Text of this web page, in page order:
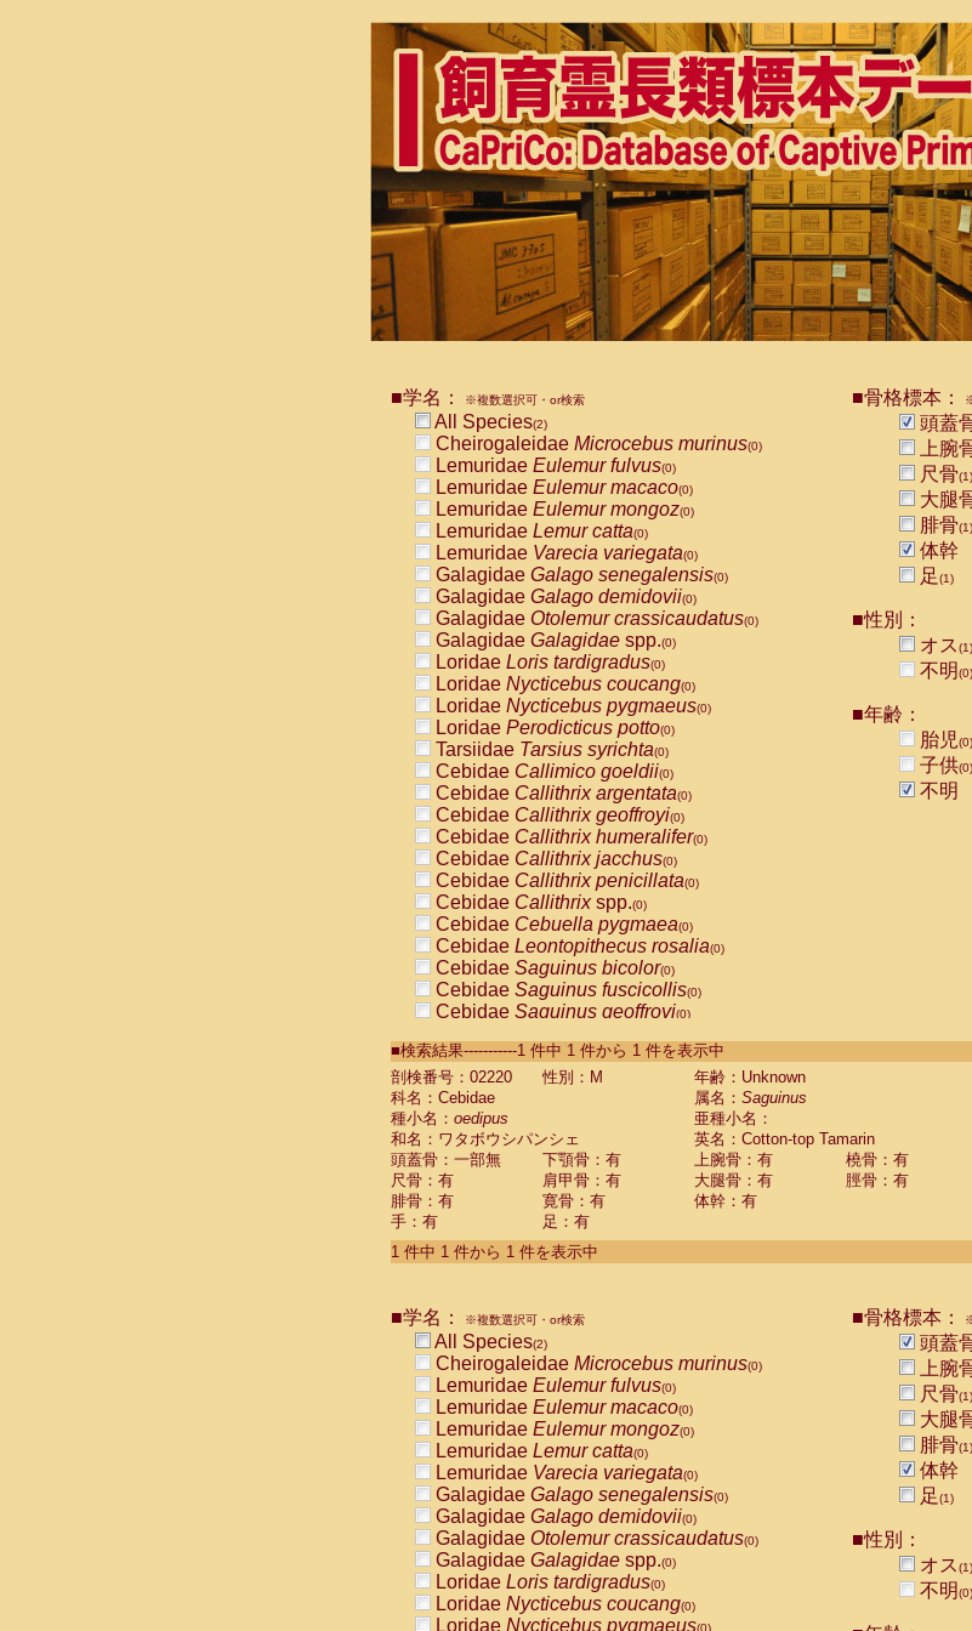
■学名： ※複数選択可・or検索
All Species(2)
Cheirogaleidae Microcebus murinus(0)
Lemuridae Eulemur fulvus(0)
Lemuridae Eulemur macaco(0)
Lemuridae Eulemur mongoz(0)
Lemuridae Lemur catta(0)
Lemuridae Varecia variegata(0)
Galagidae Galago senegalensis(0)
Galagidae Galago demidovii(0)
Galagidae Otolemur crassicaudatus(0)
Galagidae Galagidae spp.(0)
Loridae Loris tardigradus(0)
Loridae Nycticebus coucang(0)
Loridae Nycticebus pygmaeus(0)
Loridae Perodicticus potto(0)
Tarsiidae Tarsius syrichta(0)
Cebidae Callimico goeldii(0)
Cebidae Callithrix argentata(0)
Cebidae Callithrix geoffroyi(0)
Cebidae Callithrix humeralifer(0)
Cebidae Callithrix jacchus(0)
Cebidae Callithrix penicillata(0)
Cebidae Callithrixspp.(0)
Cebidae Cebuella pygmaea(0)
Cebidae Leontopithecus rosalia(0)
Cebidae Saguinus bicolor(0)
Cebidae Saguinus fuscicollis(0)
Cebidae Saguinus geoffroyi(0)
CebidaeSaguinus labiatus(0)
Cebidae Saguinus leucopus (0)
Cebidae
Cebidae
CebidaeSaguinus nigricollis (1)
Cebidae Saguinus oedipus
Cebidae Saguinus weddelli
Cebidae Saguinusspp.
Cebidae Aotus trivirgatus
Cebidae Cebus albifrons
CebidaeCebus nigrivittatus
CebidaeCebus
CebidaeSaimiri boliviensis(0)
CebidaeSaimiri sciureus(0)
AtelidaeAlouatta caraya(0)
AtelidaeAlouatta fusca(0)
AtelidaeAlouatta seniculus
AtelidaeAlouattaspp.(0)
AtelidaeAteles belzebuth(0)
AtelidaeAteles geoffroyi(0)
AtelidaeAteles paniscus(0)
AtelidaeAtelesspp.(0)
Atelidae Lagothrix lagothricha
AtelidaeLagothrix lagothricha cana
PitheciidaeCacajao calvus rubicundus
■骨格標本：
頭蓋
上腕
尺骨(1)
大腿
腓骨(1)
体幹
足(1)
■性別：
オス(1)
不明(0)
■年齢：
胎児(0)
子供(0)
不明
■検索結果-----------1 件中 1 件から 1 件を表示中
剖検番号：02220
性別：M
年齢：Unknown
科名：Cebidae
属名： Saguinus
種小名： oedipus
亜種小名：
和名：ワタボウシパンシェ
英名：Cotton-top Tamarin
頭蓋骨：一部無
下顎骨：有 上腕骨：有
橈骨：有
尺骨：有
肩甲骨：有 大腿骨：有
脛骨：有
腓骨：有
寛骨：有
体幹：有
手：有
足：有
1 件中 1 件から 1 件を表示中
■学名： ※複数選択可・or検索
All Species(2)
Cheirogaleidae Microcebus murinus(0)
Lemuridae Eulemur fulvus(0)
Lemuridae Eulemur macaco(0)
Lemuridae Eulemur mongoz(0)
Lemuridae Lemur catta(0)
Lemuridae Varecia variegata(0)
Galagidae Galago senegalensis(0)
Galagidae Galago demidovii(0)
Galagidae Otolemur crassicaudatus(0)
Galagidae Galagidae spp.(0)
Loridae Loris tardigradus(0)
Loridae Nycticebus coucang(0)
Loridae Nycticebus pygmaeus(0)
■骨格標本：
頭蓋
上腕
尺骨(1)
大腿
腓骨(1)
体幹
足(1)
■性別：
オス(1)
不明(0)